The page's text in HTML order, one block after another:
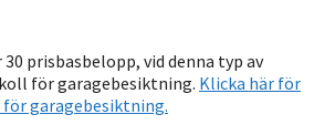
prisbasbelopp, vid denna typ av
för garagebesiktning. Klicka här för
garagebesiktning.